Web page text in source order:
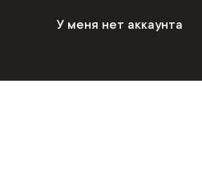
У меня нет аккаунта